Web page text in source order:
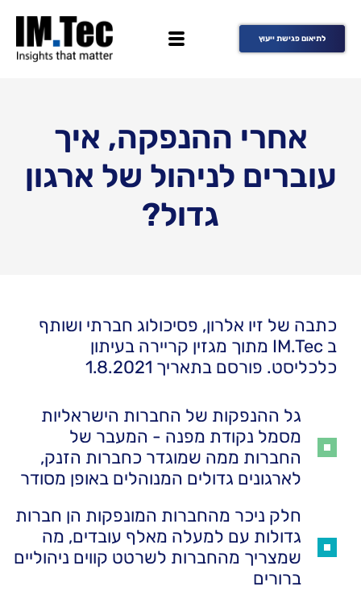
לתיאום פגישת ייעוץ
אחרי ההנפקה, איך
עוברים לניהול של ארגון
גדול?
כתבה של זיו אלרון, פסיכולוג חברתי ושותף
ב IM.Tec מתוך מגזין קריירה בעיתון
כלכליסט. פורסם בתאריך 1.8.2021
גל ההנפקות של החברות הישראליות
מסמל נקודת מפנה - המעבר של
החברות ממה שמוגדר כחברות הזנק,
לארגונים גדולים המנוהלים באופן מסודר
חלק ניכר מהחברות המונפקות הן חברות
גדולות עם למעלה מאלף עובדים, מה
שמצריך מהחברות לשרטט קווים ניהוליים
ברורים​